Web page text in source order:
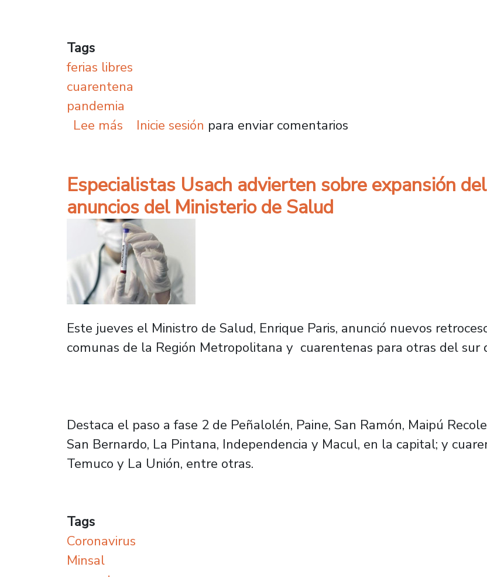
Tags
ferias libres
cuarentena
pandemia
Lee más sobre Académicos Usach preocupados por distribución de
Inicie sesión para enviar comentarios
Especialistas Usach advierten sobre expansión
anuncios del Ministerio de Salud
Este jueves el Ministro de Salud, Enrique Paris, anunció nuevos
comunas de la Región Metropolitana y cuarentenas para otras del sur
Destaca el paso a fase 2 de Peñalolén, Paine, San Ramón, Maipú
San Bernardo, La Pintana, Independencia y Macul, en la capital; y
Temuco y La Unión, entre otras.
Tags
Coronavirus
Minsal